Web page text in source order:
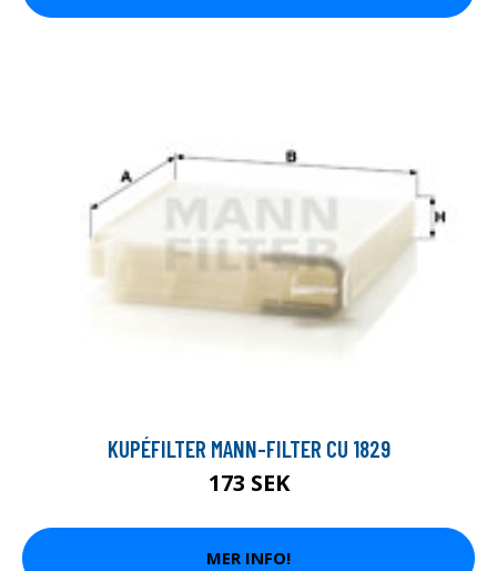
KUPÉFILTER MANN-FILTER CU 1829
173 SEK
MER INFO!